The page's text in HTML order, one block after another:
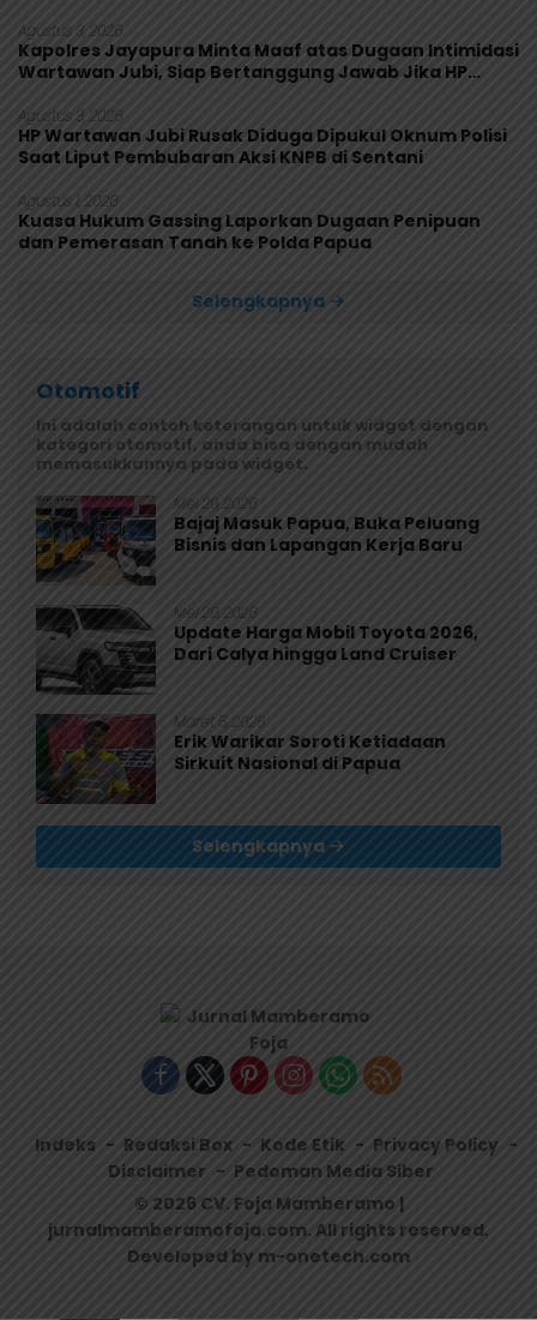
Agustus 3, 2026
Kapolres Jayapura Minta Maaf atas Dugaan Intimidasi
Wartawan Jubi, Siap Bertanggung Jawab Jika HP
Agustus 3, 2026
HP Wartawan Jubi Rusak Diduga Dipukul Oknum Polisi
Saat Liput Pembubaran Aksi KNPB di Sentani
Agustus 1, 2026
Kuasa Hukum Gassing Laporkan Dugaan Penipuan
dan Pemerasan Tanah ke Polda Papua
Selengkapnya
Otomotif
Ini adalah contoh keterangan untuk widget dengan
kategori otomotif, anda bisa dengan mudah
memasukkannya pada widget.
Mei 29, 2026
Bajaj Masuk Papua, Buka Peluang
Bisnis dan Lapangan Kerja Baru
Mei 29, 2026
Update Harga Mobil Toyota 2026,
Dari Calya hingga Land Cruiser
Maret 5, 2026
Erik Warikar Soroti Ketiadaan
Sirkuit Nasional di Papua
Selengkapnya
Indeks Redaksi Box Kode Etik
Privacy Policy
Disclaimer
Pedoman Media Siber
© 2026 CV. Foja Mamberamo |
jurnalmamberamofoja.com. All rights reserved.
Developed by m-onetech.com